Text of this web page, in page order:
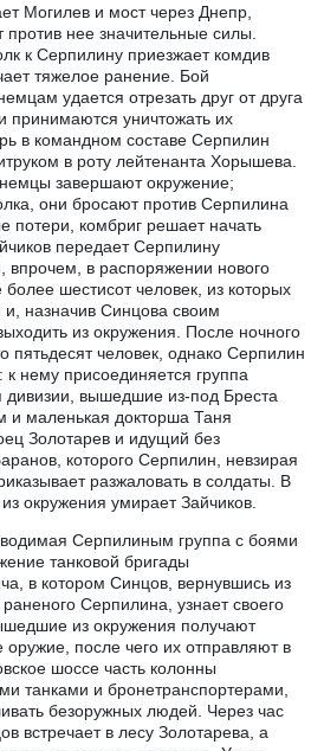
Могилев и мост через Днепр,
нее значительные силы.
к Серпилину приезжает комдив
тяжелое ранение. Бой
удается отрезать друг от друга
принимаются уничтожать их
в командном составе Серпилин
в роту лейтенанта Хорышева.
завершают окружение;
они бросают против Серпилина
потери, комбриг решает начать
передает Серпилину
впрочем, в распоряжении нового
шестисот человек, из которых
назначив Синцова своим
из окружения. После ночного
пятьдесят человек, однако Серпилин
к нему присоединяется группа
дивизии, вышедшие из-под Бреста
и маленькая докторша Таня
Золотарев и идущий без
которого Серпилин, невзирая
разжаловать в солдаты. В
окружения умирает Зайчиков.
Серпилиным группа с боями
танковой бригады
в котором Синцов, вернувшись из
раненого Серпилина, узнает своего
из окружения получают
оружие, после чего их отправляют в
шоссе часть колонны
танками и бронетранспортерами,
безоружных людей. Через час
встречает в лесу Золотарева, а